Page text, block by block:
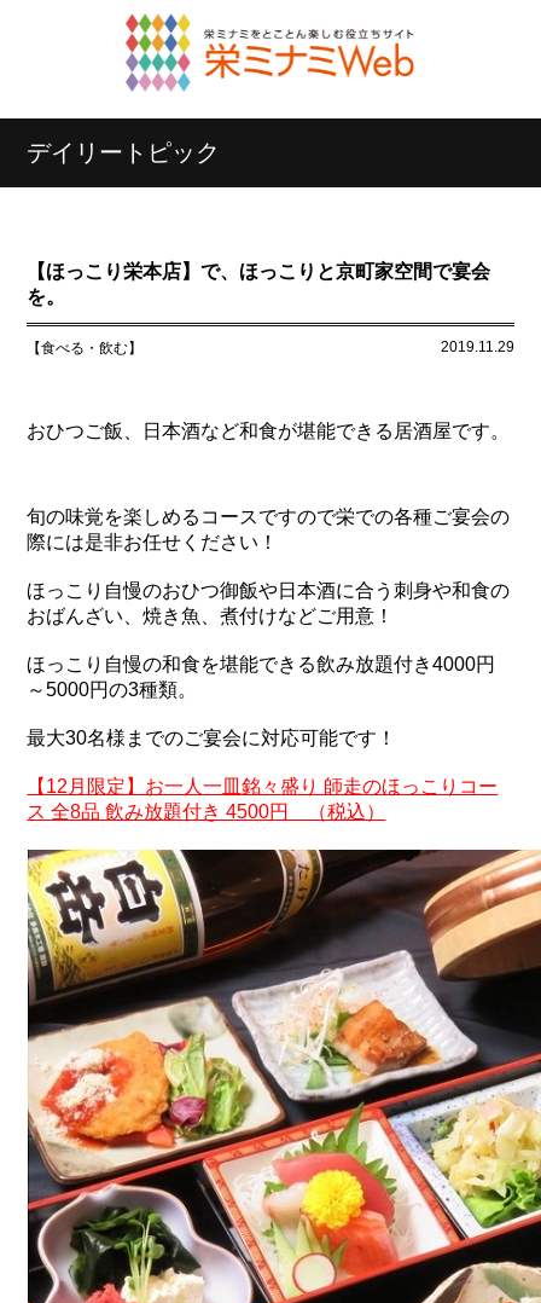
デイリートピック
【ほっこり栄本店】で、ほっこりと京町家空間で宴会
を。
【食べる・飲む】 2019.11.29
おひつご飯、日本酒など和食が堪能できる居酒屋です。
旬の味覚を楽しめるコースですので栄での各種ご宴会の
際には是非お任せください！
ほっこり自慢のおひつ御飯や日本酒に合う刺身や和食の
おばんざい、焼き魚、煮付けなどご用意！
ほっこり自慢の和食を堪能できる飲み放題付き4000円
～5000円の3種類。
最大30名様までのご宴会に対応可能です！
【12月限定】お一人一皿銘々盛り 師走のほっこりコー
ス 全8品 飲み放題付き 4500円 （税込）